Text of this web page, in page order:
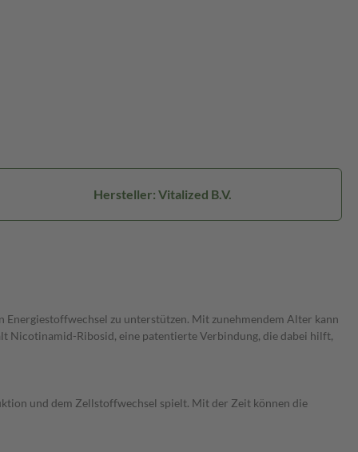
Hersteller: Vitalized B.V.
zu unterstützen. Mit zunehmendem Alter kann
Nicotinamid-Ribosid, eine patentierte Verbindung, die dabei hilft,
und dem Zellstoffwechsel spielt. Mit der Zeit können die